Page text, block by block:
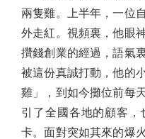
兩隻雞。上半年，一位
外走紅。視頻裏，他眼
攢錢創業的經過，語氣
被這份真誠打動，他的
雞」，到如今攤位前每
引了全國各地的顧客
卡。面對突如其來的爆